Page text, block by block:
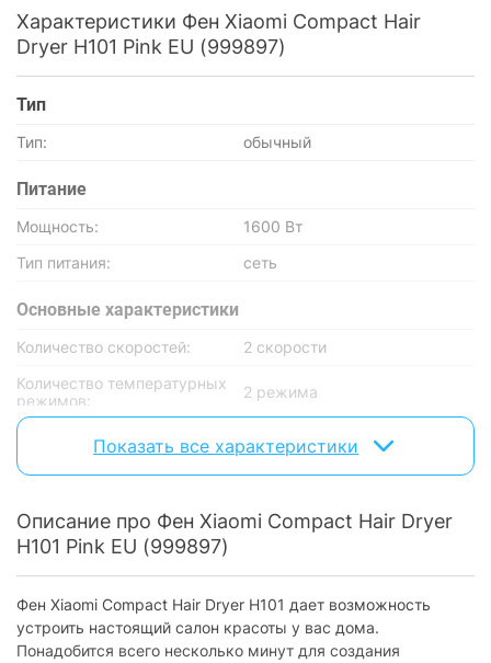
Характеристики Фен Xiaomi Compact Hair
Dryer H101 Pink EU (999897)
Тип
Тип: обычный
Питание
Мощность:
1600 Вт
Тип питания:
сеть
Основные характеристики
Количество скоростей:
2 скорости
Количество температурных
режимов:
2 режима
Концентратор:
1 шт
Ионизация:
без ионизации
Подача холодного воздуха:
Показать все характеристики
Описание про Фен Xiaomi Compact Hair Dryer
H101 Pink EU (999897)
Фен Xiaomi Compact Hair Dryer H101 дает возможность
устроить настоящий салон красоты у вас дома.
Понадобится всего несколько минут для создания